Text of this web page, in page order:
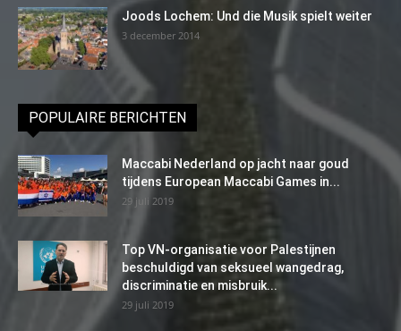
Joods Lochem: Und die Musik spielt weiter
3 december 2014
POPULAIRE BERICHTEN
Maccabi Nederland op jacht naar goud
tijdens European Maccabi Games in...
29 juli 2019
Top VN-organisatie voor Palestijnen
beschuldigd van seksueel wangedrag,
discriminatie en misbruik...
29 juli 2019